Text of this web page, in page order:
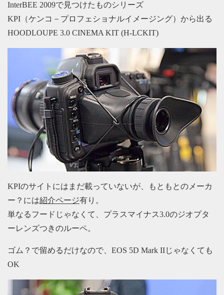
InterBEE 2009で見つけたものシリーズ
KPI（ケンコ－プロフェショナルイメージング）から出る
HOODLOUPE 3.0 CINEMA KIT (H-LCKIT)
KPIのサイトにはまだ載っていないが、もともとのメーカ
ー？には紹介ページ有り。
単なるフードじゃなくて、プラスマイナス3.0のジオプタ
ーレンズつきのルーペ。
ゴム？で留めるだけなので、EOS 5D Mark IIじゃなくても
OK